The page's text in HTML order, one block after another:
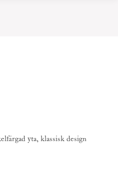
yta, klassisk design